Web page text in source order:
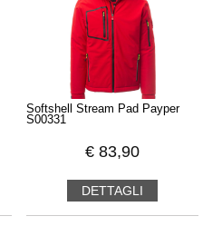
Softshell Stream Pad Payper
S00331
€ 83,90
DETTAGLI